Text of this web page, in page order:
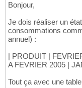
Bonjour,
Je dois réaliser un
consommations
annuel) :
| PRODUIT |
A FEVRIER 2005 |
Tout ça avec une